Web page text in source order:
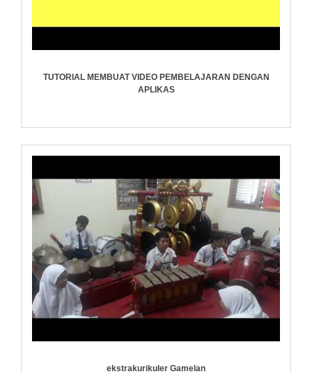
TUTORIAL MEMBUAT VIDEO PEMBELAJARAN DENGAN
APLIKAS
ekstrakurikuler Gamelan